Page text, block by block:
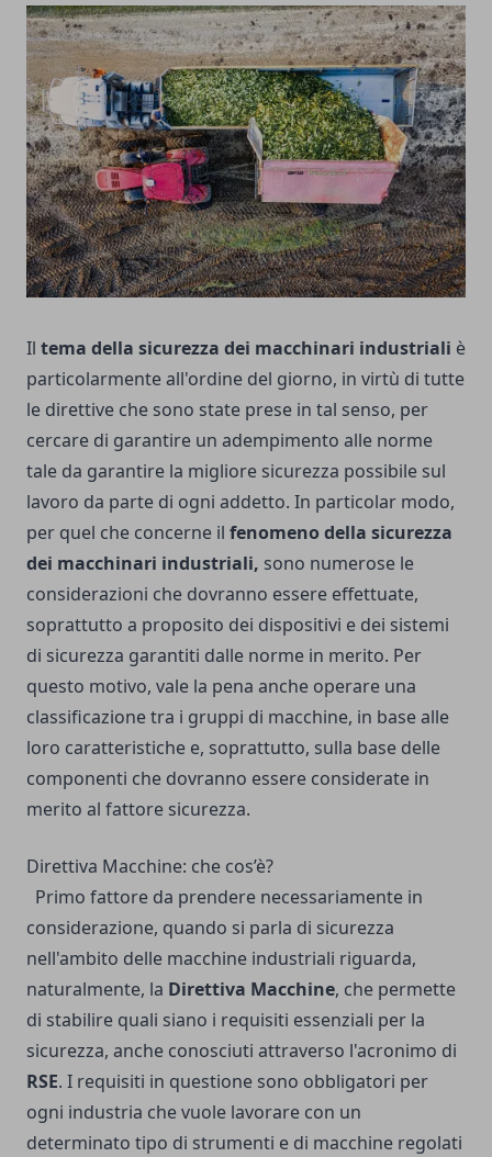
Il tema della sicurezza dei macchinari industriali è
particolarmente all'ordine del giorno, in virtù di tutte
le direttive che sono state prese in tal senso, per
cercare di garantire un adempimento alle norme
tale da garantire la migliore sicurezza possibile sul
lavoro da parte di ogni addetto. In particolar modo,
per quel che concerne il fenomeno della sicurezza
dei macchinari industriali, sono numerose le
considerazioni che dovranno essere effettuate,
soprattutto a proposito dei dispositivi e dei sistemi
di sicurezza garantiti dalle norme in merito. Per
questo motivo, vale la pena anche operare una
classificazione tra i gruppi di macchine, in base alle
loro caratteristiche e, soprattutto, sulla base delle
componenti che dovranno essere considerate in
merito al fattore sicurezza.
Direttiva Macchine: che cos’è?
Primo fattore da prendere necessariamente in
considerazione, quando si parla di sicurezza
nell'ambito delle macchine industriali riguarda,
naturalmente, la Direttiva Macchine, che permette
di stabilire quali siano i requisiti essenziali per la
sicurezza, anche conosciuti attraverso l'acronimo di
RSE. I requisiti in questione sono obbligatori per
ogni industria che vuole lavorare con un
determinato tipo di strumenti e di macchine regolati